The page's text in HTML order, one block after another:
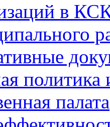
в
политика
палата